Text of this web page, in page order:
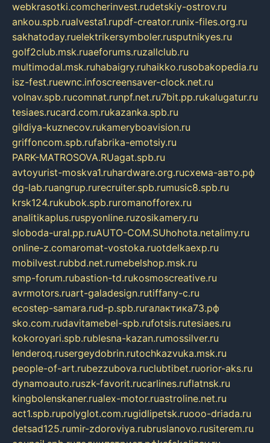
webkrasotki.comcherinvest.rudetskiy-ostrov.ru
ankou.spb.rualvesta1.rupdf-creator.runix-files.org.ru
sakhatoday.ruelektrikersymboler.rusputnikyes.ru
golf2club.msk.ruaeforums.ruzallclub.ru
multimodal.msk.ruhabaigry.ruhaikko.rusobakopedia.ru
isz-fest.ruewnc.infoscreensaver-clock.net.ru
volnav.spb.rucomnat.runpf.net.ru7bit.pp.rukalugatur.ru
tesiaes.rucard.com.rukazanka.spb.ru
gildiya-kuznecov.rukameryboavision.ru
griffoncom.spb.rufabrika-emotsiy.ru
PARK-MATROSOVA.RUagat.spb.ru
avtoyurist-moskva1.ruhardware.org.ruсхема-авто.рф
dg-lab.ruangrup.rurecruiter.spb.rumusic8.spb.ru
krsk124.rukubok.spb.ruromanofforex.ru
analitikaplus.ruspyonline.ruzosikamery.ru
sloboda-ural.pp.ruAUTO-COM.SUhohota.netalimy.ru
online-z.comaromat-vostoka.ruotdelkaexp.ru
mobilvest.rubbd.net.rumebelshop.msk.ru
smp-forum.rubastion-td.rukosmoscreative.ru
avrmotors.ruart-galadesign.rutiffany-c.ru
ecostep-samara.rud-p.spb.ruгалактика73.рф
sko.com.rudavitamebel-spb.rufotsis.rutesiaes.ru
kokoroyari.spb.rublesna-kazan.rumossilver.ru
lenderoq.rusergeydobrin.rutochkazvuka.msk.ru
people-of-art.rubezzubova.ruclubtibet.ruorior-aks.ru
dynamoauto.ruszk-favorit.rucarlines.ruflatnsk.ru
kingbolenskaner.rualex-motor.ruastroline.net.ru
act1.spb.rupolyglot.com.rugidlipetsk.ruooo-driada.ru
detsad125.rumir-zdoroviya.rubruslanovo.rusiterem.ru